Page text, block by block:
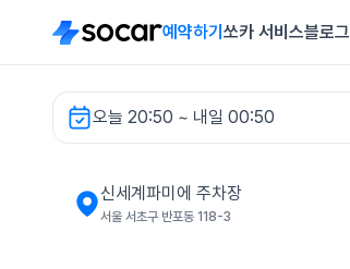
예약하기 쏘카 서비스블로그
오늘 20:50 ~ 내일 00:50
신세계백화점강남 렌터카
신세계파미에 주차장
서울 서초구 반포동 118-3